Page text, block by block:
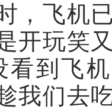
，飞机
开玩笑
看到飞
我们去